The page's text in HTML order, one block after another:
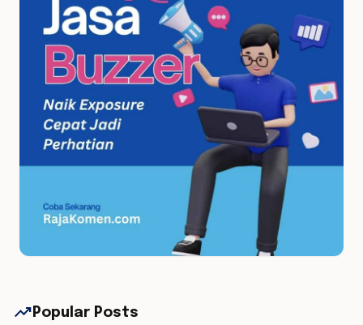
trending_up Popular Posts